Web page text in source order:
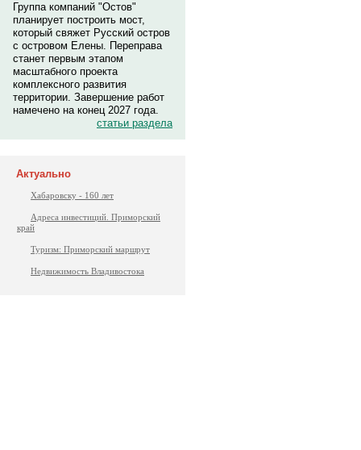
Группа компаний "Остов"
планирует построить мост,
который свяжет Русский остров
с островом Елены. Переправа
станет первым этапом
масштабного проекта
комплексного развития
территории. Завершение работ
намечено на конец 2027 года.
статьи раздела
Актуально
Хабаровску - 160 лет
Адреса инвестиций. Приморский
край
Туризм: Приморский маршрут
Недвижимость Владивостока